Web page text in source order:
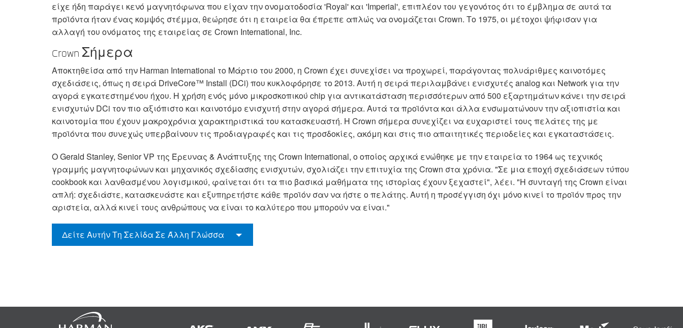
είχε ήδη παράγει κενό μαγνητόφωνα που είχαν την ονοματοδοσία 'Royal' και 'Imperial', επιπλέον του γεγονότος ότι το έμβλημα σε αυτά τα
προϊόντα ήταν ένας κομψός στέμμα, θεώρησε ότι η εταιρεία θα έπρεπε απλώς να ονομάζεται Crown. Το 1975, οι μέτοχοι ψήφισαν για
αλλαγή του ονόματος της εταιρείας σε Crown International, Inc.
Crown Σήμερα
Αποκτηθείσα από την Harman International το Μάρτιο του 2000, η Crown έχει συνεχίσει να προχωρεί, παράγοντας πολυάριθμες καινοτόμες
σχεδιάσεις, όπως η σειρά DriveCore™ Install (DCi) που κυκλοφόρησε το 2013. Αυτή η σειρά περιλαμβάνει ενισχυτές analog και Network για την
αγορά εγκατεστημένου ήχου. Η χρήση ενός μόνο μικροσκοπικού chip για αντικατάσταση περισσότερων από 500 εξαρτημάτων κάνει την σειρά
ενισχυτών DCi τον πιο αξιόπιστο και καινοτόμο ενισχυτή στην αγορά σήμερα. Αυτά τα προϊόντα και άλλα ενσωματώνουν την αξιοπιστία και
καινοτομία που έχουν μακροχρόνια χαρακτηριστικά του κατασκευαστή. Η Crown σήμερα συνεχίζει να ευχαριστεί τους πελάτες της με
προϊόντα που συνεχώς υπερβαίνουν τις προδιαγραφές και τις προσδοκίες, ακόμη και στις πιο απαιτητικές περιοδείες και εγκαταστάσεις.
Ο Gerald Stanley, Senior VP της Έρευνας & Ανάπτυξης της Crown International, ο οποίος αρχικά ενώθηκε με την εταιρεία το 1964 ως τεχνικός
γραμμής μαγνητοφώνων και μηχανικός σχεδίασης ενισχυτών, σχολιάζει την επιτυχία της Crown στα χρόνια. "Σε μια εποχή σχεδιάσεων τύπου
cookbook και λανθασμένου λογισμικού, φαίνεται ότι τα πιο βασικά μαθήματα της ιστορίας έχουν ξεχαστεί", λέει. "Η συνταγή της Crown είναι
απλή: σχεδιάστε, κατασκευάστε και εξυπηρετήστε κάθε προϊόν σαν να ήστε ο πελάτης. Αυτή η προσέγγιση όχι μόνο κινεί το προϊόν προς την
αριστεία, αλλά κινεί τους ανθρώπους να είναι το καλύτερο που μπορούν να είναι."
Δείτε Αυτήν Τη Σελίδα Σε Άλλη Γλώσσα